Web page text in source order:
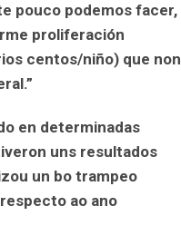
pouco podemos facer,
proliferación
centos/niño) que non
en determinadas
uns resultados
un bo trampeo
ao ano